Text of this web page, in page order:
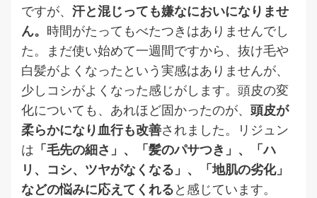
ですが、 汗と混じっても嫌なにおいになりませ
ん。 時間がたってもべたつきはありませんでし
た。まだ使い始めて一週間ですから、抜け毛や
白髪がよくなったという実感はありませんが、
少しコシがよくなった感じがします。頭皮の変
化についても、あれほど固かったのが、 頭皮が
柔らかになり血行も改善されました。リジュン
は 「毛先の細さ」、「髪のパサつき」、「ハ
リ、コシ、ツヤがなくなる」、「地肌の劣化」
などの悩みに応えてくれると感じています。